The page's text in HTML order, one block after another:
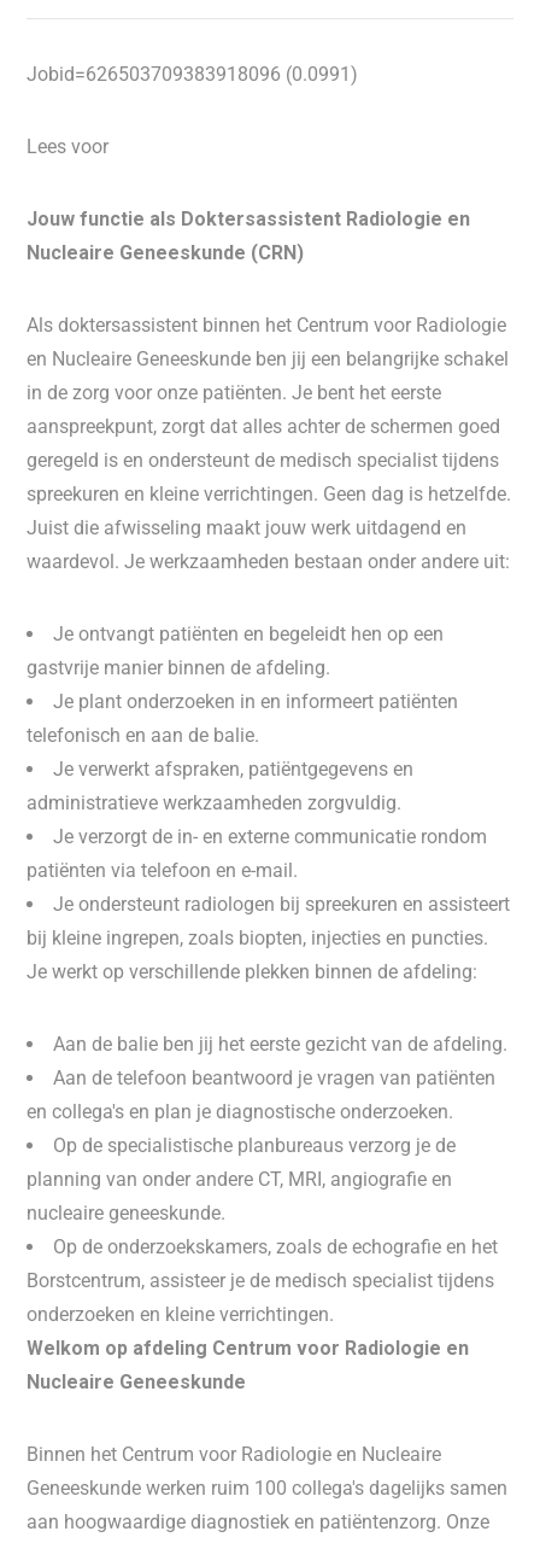
Jobid=626503709383918096 (0.0991)
Lees voor
Jouw functie als Doktersassistent Radiologie en
Nucleaire Geneeskunde (CRN)
Als doktersassistent binnen het Centrum voor Radiologie
en Nucleaire Geneeskunde ben jij een belangrijke schakel
in de zorg voor onze patiënten. Je bent het eerste
aanspreekpunt, zorgt dat alles achter de schermen goed
geregeld is en ondersteunt de medisch specialist tijdens
spreekuren en kleine verrichtingen. Geen dag is hetzelfde.
Juist die afwisseling maakt jouw werk uitdagend en
waardevol. Je werkzaamheden bestaan onder andere uit:
Je ontvangt patiënten en begeleidt hen op een
gastvrije manier binnen de afdeling.
Je plant onderzoeken in en informeert patiënten
telefonisch en aan de balie.
Je verwerkt afspraken, patiëntgegevens en
administratieve werkzaamheden zorgvuldig.
Je verzorgt de in- en externe communicatie rondom
patiënten via telefoon en e-mail.
Je ondersteunt radiologen bij spreekuren en assisteert
bij kleine ingrepen, zoals biopten, injecties en puncties.
Je werkt op verschillende plekken binnen de afdeling:
Aan de balie ben jij het eerste gezicht van de afdeling.
Aan de telefoon beantwoord je vragen van patiënten
en collega's en plan je diagnostische onderzoeken.
Op de specialistische planbureaus verzorg je de
planning van onder andere CT, MRI, angiografie en
nucleaire geneeskunde.
Op de onderzoekskamers, zoals de echografie en het
Borstcentrum, assisteer je de medisch specialist tijdens
onderzoeken en kleine verrichtingen.
Welkom op afdeling Centrum voor Radiologie en
Nucleaire Geneeskunde
Binnen het Centrum voor Radiologie en Nucleaire
Geneeskunde werken ruim 100 collega's dagelijks samen
aan hoogwaardige diagnostiek en patiëntenzorg. Onze